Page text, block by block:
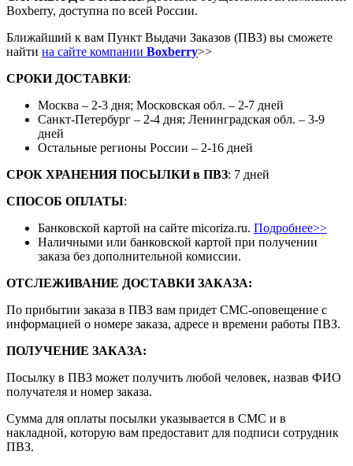
Boxberry, доступна по всей России.
Ближайший к вам Пункт Выдачи Заказов (ПВЗ) вы сможете
найти на сайте компании Boxberry>>
СРОКИ ДОСТАВКИ:
Москва – 2-3 дня; Московская обл. – 2-7 дней
Санкт-Петербург – 2-4 дня; Ленинградская обл. – 3-9
дней
Остальные регионы России – 2-16 дней
СРОК ХРАНЕНИЯ ПОСЫЛКИ в ПВЗ: 7 дней
СПОСОБ ОПЛАТЫ:
Банковской картой на сайте micoriza.ru. Подробнее>>
Наличными или банковской картой при получении
заказа без дополнительной комиссии.
ОТСЛЕЖИВАНИЕ ДОСТАВКИ ЗАКАЗА:
По прибытии заказа в ПВЗ вам придет СМС-оповещение с
информацией о номере заказа, адресе и времени работы ПВЗ.
ПОЛУЧЕНИЕ ЗАКАЗА:
Посылку в ПВЗ может получить любой человек, назвав ФИО
получателя и номер заказа.
Сумма для оплаты посылки указывается в СМС и в
накладной, которую вам предоставит для подписи сотрудник
ПВЗ.